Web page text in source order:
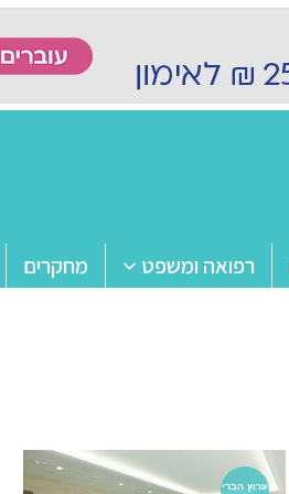
רפואה ומשפט מחקרים
ערוץ הברי